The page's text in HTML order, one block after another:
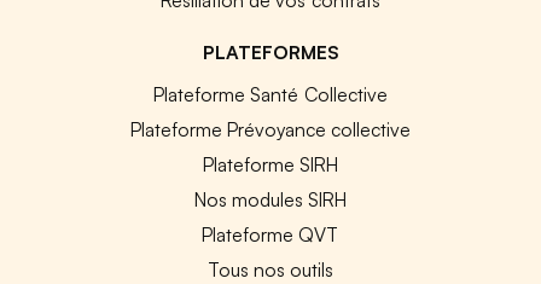
PLATEFORMES
Plateforme Santé Collective
Plateforme Prévoyance collective
Plateforme SIRH
Nos modules SIRH
Plateforme QVT
Tous nos outils